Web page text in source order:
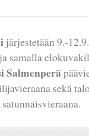
järjestetään 9.-
samalla
Salmenperä
sekä
satunnaisvieraana.